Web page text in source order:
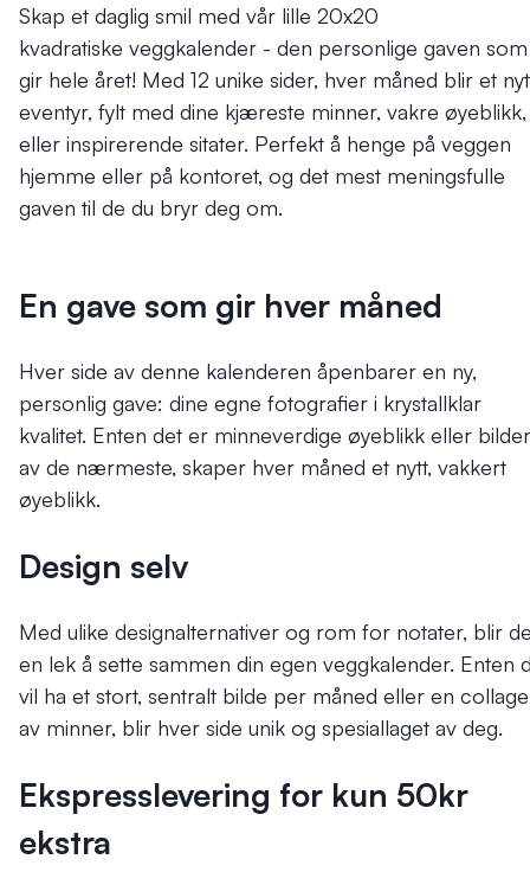
Skap et daglig smil med vår lille 20x20
kvadratiske veggkalender - den personlige gaven som
gir hele året! Med 12 unike sider, hver måned blir et
eventyr, fylt med dine kjæreste minner, vakre øyeblikk,
eller inspirerende sitater. Perfekt å henge på veggen
hjemme eller på kontoret, og det mest meningsfulle
gaven til de du bryr deg om.
En gave som gir hver måned
Hver side av denne kalenderen åpenbarer en ny,
personlig gave: dine egne fotografier i krystallklar
kvalitet. Enten det er minneverdige øyeblikk eller bilder
av de nærmeste, skaper hver måned et nytt, vakkert
øyeblikk.
Design selv
Med ulike designalternativer og rom for notater, blir
en lek å sette sammen din egen veggkalender. Enten
vil ha et stort, sentralt bilde per måned eller en collage
av minner, blir hver side unik og spesiallaget av deg.
Ekspresslevering for kun 50kr
ekstra